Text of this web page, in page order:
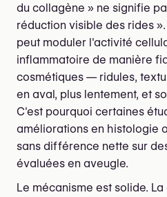
du collagène » ne signifie
réduction visible des rides
peut moduler l'activité
inflammatoire de manière
cosmétiques — ridules,
en aval, plus lentement, et
C'est pourquoi certaines
améliorations en histologie
sans différence nette sur
évaluées en aveugle.
Le mécanisme est solide.